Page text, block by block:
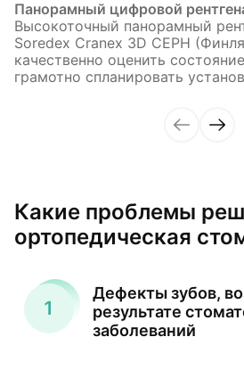
Панорамный цифровой
Высокоточный панорамный
Soredex Cranex 3D CEPH
качественно оценить
грамотно спланировать
Какие проблемы
ортопедическая
Дефекты зубов,
результате
заболеваний